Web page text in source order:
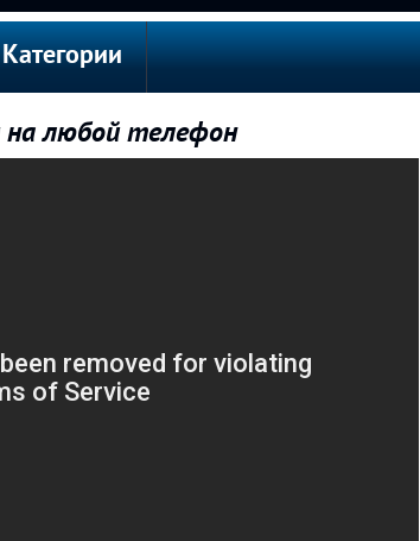
Категории
на любой телефон